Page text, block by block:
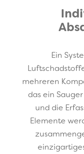
Ein
mehreren
das ein
und die
Elemente